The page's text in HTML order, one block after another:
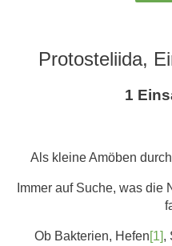
Protosteliida,
1
Als kleine Amöben
Immer auf Suche, was die
Ob Bakterien, Hefen[1],